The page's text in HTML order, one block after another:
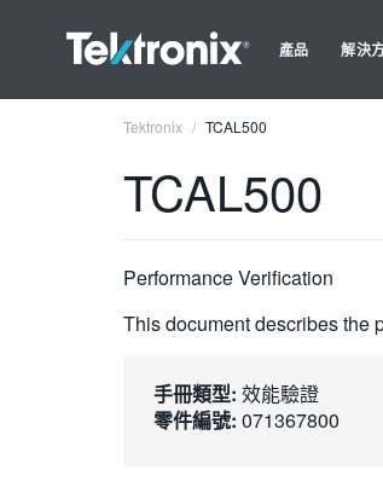
產品 解決
Tektronix TCAL500
TCAL500
Performance Verification
This document describes the
手冊類型: 效能驗證
零件編號: 071367800